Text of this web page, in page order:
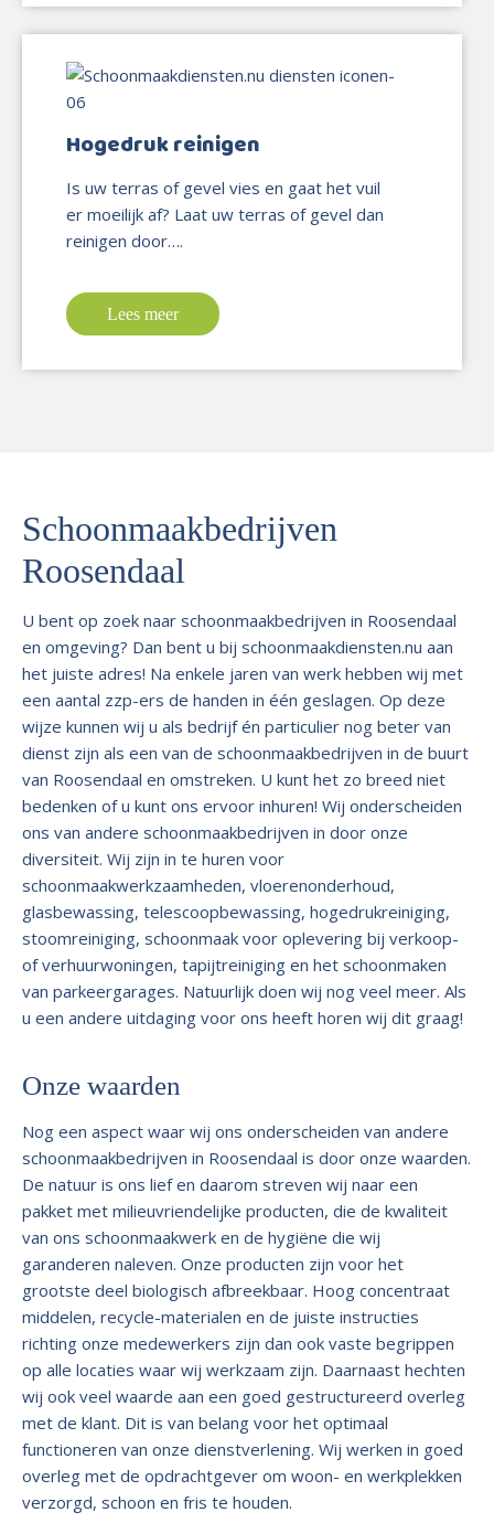
Hogedruk reinigen
Is uw terras of gevel vies en gaat het vuil
er moeilijk af? Laat uw terras of gevel dan
reinigen door….
Lees meer
Schoonmaakbedrijven
Roosendaal
U bent op zoek naar schoonmaakbedrijven in Roosendaal
en omgeving? Dan bent u bij schoonmaakdiensten.nu aan
het juiste adres! Na enkele jaren van werk hebben wij met
een aantal zzp-ers de handen in één geslagen. Op deze
wijze kunnen wij u als bedrijf én particulier nog beter van
dienst zijn als een van de schoonmaakbedrijven in de buurt
van Roosendaal en omstreken. U kunt het zo breed niet
bedenken of u kunt ons ervoor inhuren! Wij onderscheiden
ons van andere schoonmaakbedrijven in door onze
diversiteit. Wij zijn in te huren voor
schoonmaakwerkzaamheden, vloerenonderhoud,
glasbewassing, telescoopbewassing, hogedrukreiniging,
stoomreiniging, schoonmaak voor oplevering bij verkoop-
of verhuurwoningen, tapijtreiniging en het schoonmaken
van parkeergarages. Natuurlijk doen wij nog veel meer. Als
u een andere uitdaging voor ons heeft horen wij dit graag!
Onze waarden
Nog een aspect waar wij ons onderscheiden van andere
schoonmaakbedrijven in Roosendaal is door onze waarden.
De natuur is ons lief en daarom streven wij naar een
pakket met milieuvriendelijke producten, die de kwaliteit
van ons schoonmaakwerk en de hygiëne die wij
garanderen naleven. Onze producten zijn voor het
grootste deel biologisch afbreekbaar. Hoog concentraat
middelen, recycle-materialen en de juiste instructies
richting onze medewerkers zijn dan ook vaste begrippen
op alle locaties waar wij werkzaam zijn. Daarnaast hechten
wij ook veel waarde aan een goed gestructureerd overleg
met de klant. Dit is van belang voor het optimaal
functioneren van onze dienstverlening. Wij werken in goed
overleg met de opdrachtgever om woon- en werkplekken
verzorgd, schoon en fris te houden.